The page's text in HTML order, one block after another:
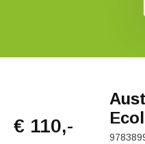
€ 110,-